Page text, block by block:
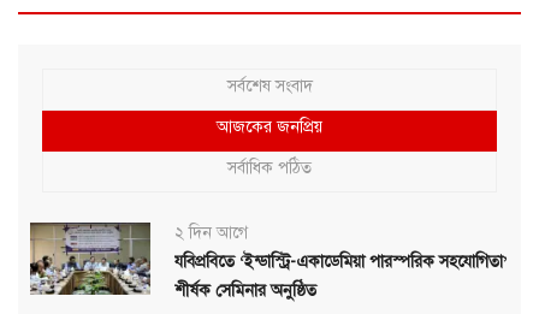
সর্বশেষ সংবাদ
আজকের জনপ্রিয়
সর্বাধিক পঠিত
২ দিন আগে
যবিপ্রবিতে ‘ইন্ডাস্ট্রি-একাডেমিয়া পারস্পরিক সহযোগিতা’
শীর্ষক সেমিনার অনুষ্ঠিত